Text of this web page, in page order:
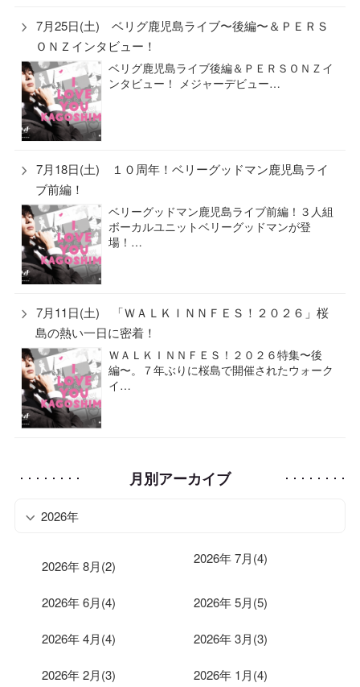
7月25日(土) ベリグ鹿児島ライブ〜後編〜＆ＰＥＲＳ
ＯＮＺインタビュー！
ベリグ鹿児島ライブ後編＆ＰＥＲＳＯＮＺイ
ンタビュー！ メジャーデビュー…
7月18日(土) １０周年！ベリーグッドマン鹿児島ライ
ブ前編！
ベリーグッドマン鹿児島ライブ前編！３人組
ボーカルユニットベリーグッドマンが登
場！…
7月11日(土) 「ＷＡＬＫＩＮＮＦＥＳ！２０２６」桜
島の熱い一日に密着！
ＷＡＬＫＩＮＮＦＥＳ！２０２６特集〜後
編〜。７年ぶりに桜島で開催されたウォーク
イ…
月別アーカイブ
2026年
2026年 8月(2) 2026年 7月(4)
2026年 6月(4) 2026年 5月(5)
2026年 4月(4) 2026年 3月(3)
2026年 2月(3) 2026年 1月(4)